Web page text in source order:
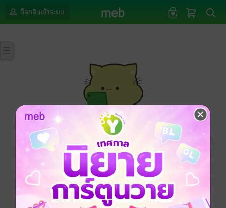
ล็อกอินเข้าระบบ
กรุณาเข้าสู่ระบบก่อนดำเนินรายการด้วยค่ะ
ล็อกอินเข้าระบบ